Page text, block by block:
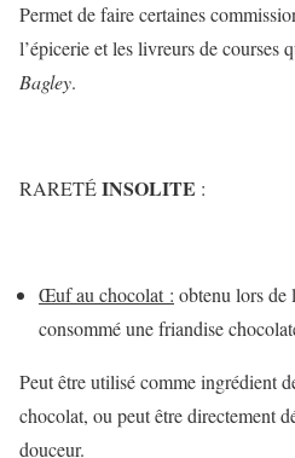
Permet de faire certaines
l’épicerie et les livreurs de courses
Bagley.
RARETÉINSOLITE :
Œuf au chocolat : obtenu lors de
consommé une friandise
Peut être utilisé comme ingrédient
chocolat, ou peut être directement
douceur.